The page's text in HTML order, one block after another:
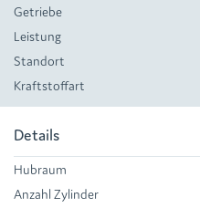
Getriebe
Leistung
Standort
Kraftstoffart
Details
Hubraum
Anzahl Zylinder